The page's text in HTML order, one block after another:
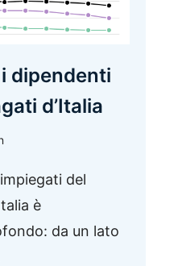
dipendenti
d’Italia
del
è
da un lato